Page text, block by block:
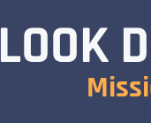
LOOK